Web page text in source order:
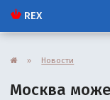
REX
» Новости
Москва